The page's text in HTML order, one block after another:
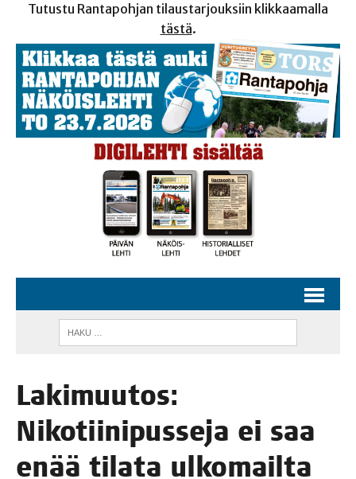
Tutustu Rantapohjan tilaustarjouksiin klikkaamalla
tästä.
Laki­muu­tos:
Niko­tii­ni­pus­se­ja ei saa
enää tila­ta ulkomailta